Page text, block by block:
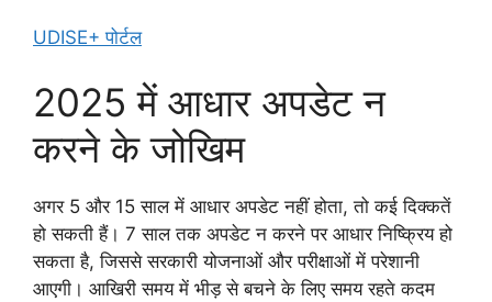
UDISE+ पोर्टल
2025 में आधार अपडेट न
करने के जोखिम
अगर 5 और 15 साल में आधार अपडेट नहीं होता, तो कई दिक्कतें
हो सकती हैं। 7 साल तक अपडेट न करने पर आधार निष्क्रिय हो
सकता है, जिससे सरकारी योजनाओं और परीक्षाओं में परेशानी
आएगी। आखिरी समय में भीड़ से बचने के लिए समय रहते कदम